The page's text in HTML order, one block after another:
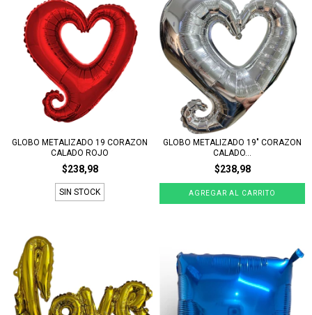
GLOBO METALIZADO 19 CORAZON
CALADO ROJO
$238,98
SIN STOCK
GLOBO METALIZADO 19" CORAZON
CALADO...
$238,98